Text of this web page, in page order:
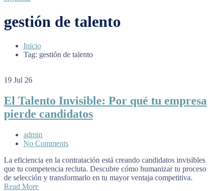
gestión de talento
Inicio
Tag: gestión de talento
19 Jul 26
El Talento Invisible: Por qué tu empresa
pierde candidatos
admin
No Comments
La eficiencia en la contratación está creando candidatos invisibles
que tu competencia recluta. Descubre cómo humanizar tu proceso
de selección y transformarlo en tu mayor ventaja competitiva.
Read More